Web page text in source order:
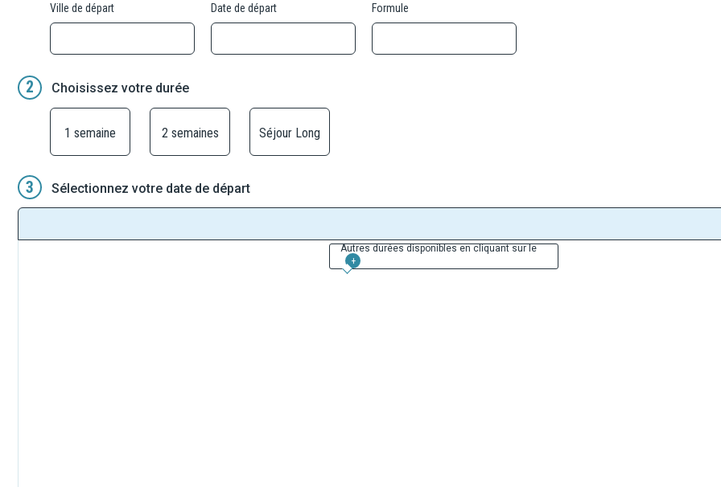
Ville de départ Date de départ Formule
2 Choisissez votre durée
1 semaine 2 semaines Séjour Long
3 Sélectionnez votre date de départ
Autres durées disponibles en cliquant sur le
+